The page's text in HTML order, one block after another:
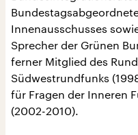
Innenausschusses
Sprecher der Grünen
ferner Mitglied des
Südwestrundfunks
für Fragen der Inneren
(2002-2010).